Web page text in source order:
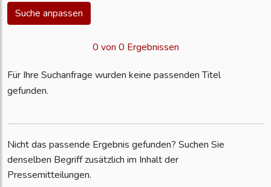
Suche anpassen
0 von 0 Ergebnissen
Für Ihre Suchanfrage wurden keine passenden Titel
gefunden.
Nicht das passende Ergebnis gefunden? Suchen Sie
denselben Begriff zusätzlich im Inhalt der
Pressemitteilungen.